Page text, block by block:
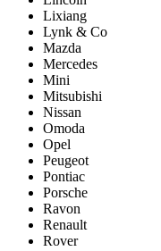
Lixiang
Lynk & Co
Mazda
Mercedes
Mini
Mitsubishi
Nissan
Omoda
Opel
Peugeot
Pontiac
Porsсhe
Ravon
Renault
Rover